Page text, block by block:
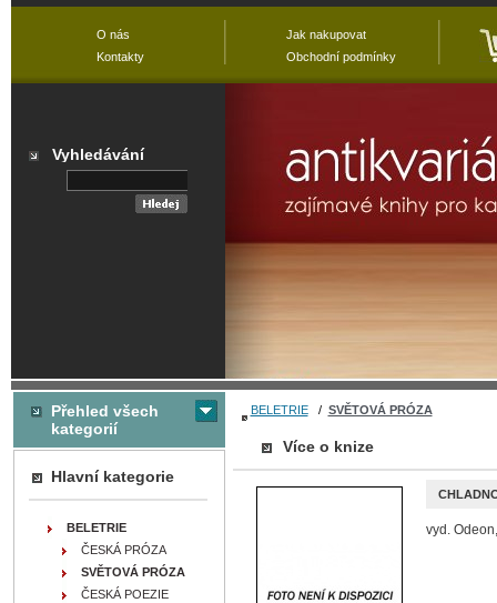
BELETRIE/ SVĚTOVÁ PRÓZA
Více o knize
vyd.
Přehled všech
kategorií
Hlavní kategorie
BELETRIE
ČESKÁ PRÓZA
SVĚTOVÁ PRÓZA
ČESKÁ POEZIE
O nás
Kontakty
Jak nakupovat
Obchodní podmínky
Vyhledávání